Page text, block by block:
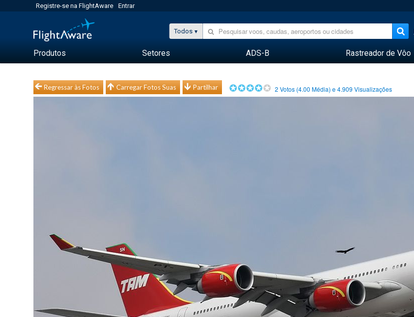
Registre-se na FlightAware Entrar
Todos
Produtos Setores ADS-B Rastreador de Vôo
Regressar às Fotos Carregar Fotos Suas Partilhar 2 Votos (4.00 Média) e4.909 Visualizações